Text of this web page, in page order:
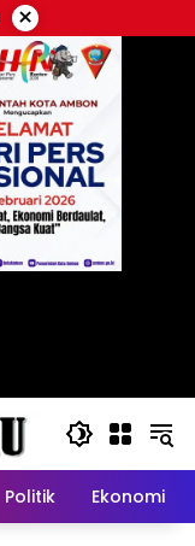
×
Politik Ekonomi